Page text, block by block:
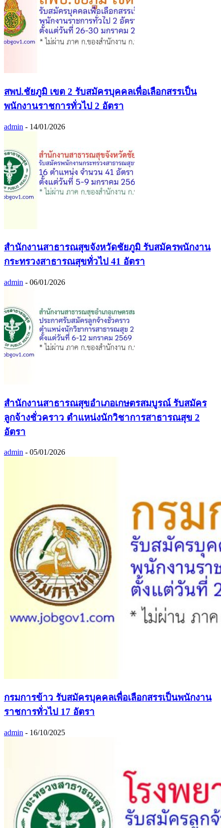
สพป.ชัยภูมิ เขต 2 รับสมัครบุคคลเพื่อเลือกสรรเป็น
พนักงานราชการทั่วไป 2 อัตรา
admin - 14/01/2026
สำนักงานสาธารณสุขจังหวัดชัยภูมิ รับสมัครพนักงาน
กระทรวงสาธารณสุขทั่วไป 41 อัตรา
admin - 06/01/2026
สํานักงานสาธารณสุขอําเภอเกษตรสมบูรณ์ รับสมัคร
ลูกจ้างชั่วคราว ตําแหน่งนักวิชาการสาธารณสุข 2
อัตรา
admin - 05/01/2026
กรมการข้าว รับสมัครบุคคลเพื่อเลือกสรรเป็นพนักงาน
ราชการทั่วไป 17 อัตรา
admin - 16/10/2025